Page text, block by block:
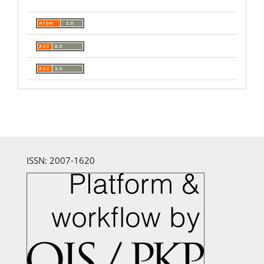
ISSN: 2007-1620